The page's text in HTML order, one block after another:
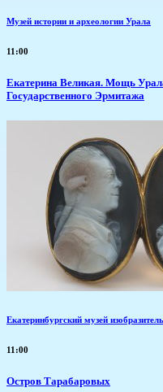
Музей истории и археологии Урала
11:00
​Екатерина Великая. Мощь
Государственного Эрмитажа
Екатеринбургский музей
11:00
Остров Тарабаровых